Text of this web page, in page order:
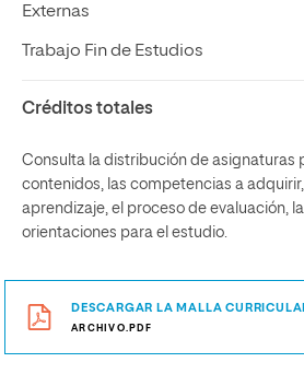
Externas
Trabajo Fin de Estudios
Créditos totales
Consulta la distribución de asignaturas
contenidos, las competencias a
aprendizaje, el proceso de evaluación,
orientaciones para el estudio.
DESCARGAR LA MALLA
ARCHIVO.PDF